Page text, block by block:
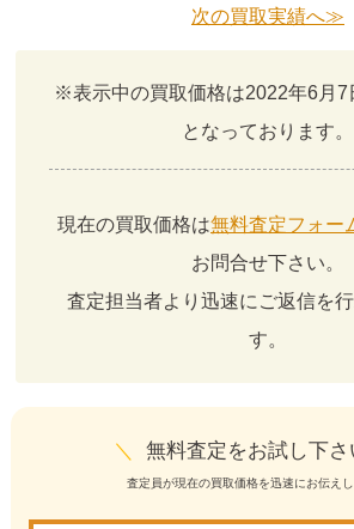
次の買取実績へ≫
※表示中の買取価格は2022年6月7
となっております。
現在の買取価格は無料査定フォー
お問合せ下さい。
査定担当者より迅速にご返信を
す。
＼ 無料査定をお試し下さ
査定員が現在の買取価格を迅速にお伝えし